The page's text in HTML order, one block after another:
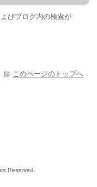
びブログ内の検索が
このページのトップへ
Reserved.